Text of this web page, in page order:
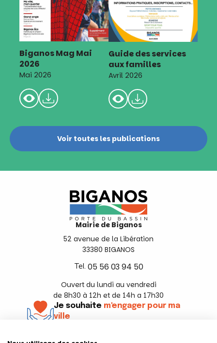
Biganos Mag Mai
2026
Mai 2026
Guide des services
aux familles
Avril 2026
Voir toutes les publications
Mairie de Biganos
52 avenue de la Libération
33380 BIGANOS
Tel. 05 56 03 94 50
Ouvert du lundi au vendredi
de 8h30 à 12h et de 14h a 17h30
Je souhaite m'engager pour ma
ville